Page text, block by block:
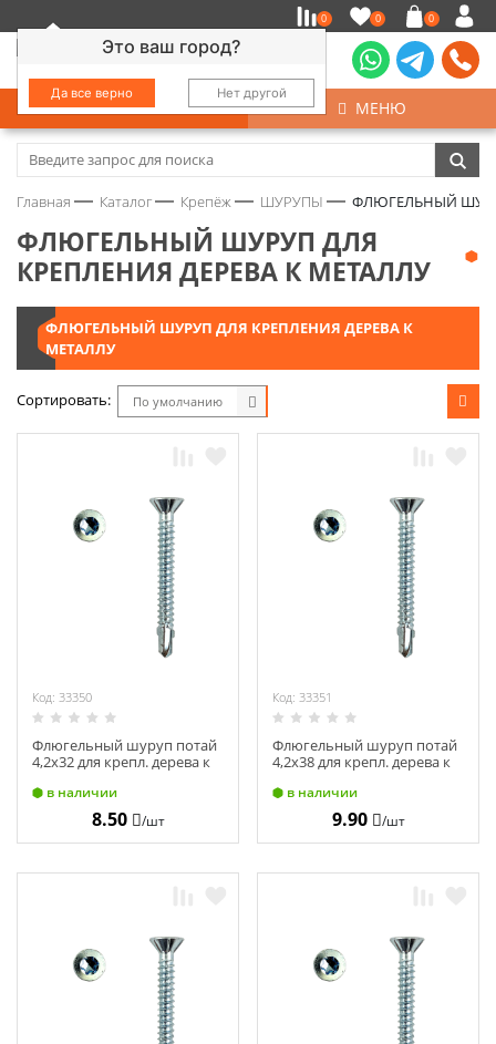
Это ваш город?
Да все верно Нет другой
0 0 0
КАТАЛОГ МЕНЮ
Замочно-скобяные изделия
Колеса
Крепёж
Круги и абразивы
Электроды и проволока
Главная Каталог Крепёж ШУРУПЫ ФЛЮГЕЛЬНЫЙ
ФЛЮГЕЛЬНЫЙ ШУРУП ДЛЯ
КРЕПЛЕНИЯ ДЕРЕВА К МЕТАЛЛУ
ФЛЮГЕЛЬНЫЙ ШУРУП ДЛЯ КРЕПЛЕНИЯ ДЕРЕВА К
МЕТАЛЛУ
Сортировать: По умолчанию
Код: 33350
Флюгельный шуруп потай
4,2х32 для крепл. дерева к
на наконечнике TX20 (500)
в наличии
8.50 /шт
Код: 33351
Флюгельный шуруп потай
4,2х38 для крепл. дерева к
на наконечнике TX20 (500)
в наличии
9.90 /шт